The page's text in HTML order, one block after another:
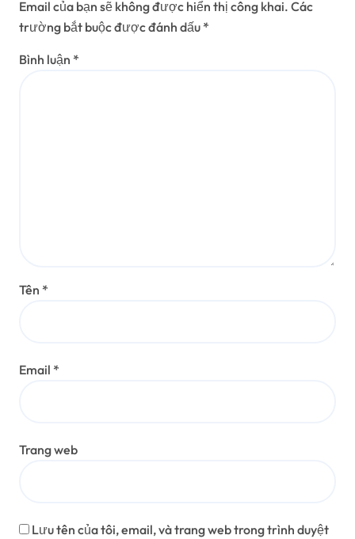
Email của bạn sẽ không được hiển thị công khai. Các
trường bắt buộc được đánh dấu *
Bình luận *
Tên *
Email *
Trang web
Lưu tên của tôi, email, và trang web trong trình duyệt